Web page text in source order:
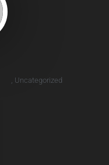
Uncategorized